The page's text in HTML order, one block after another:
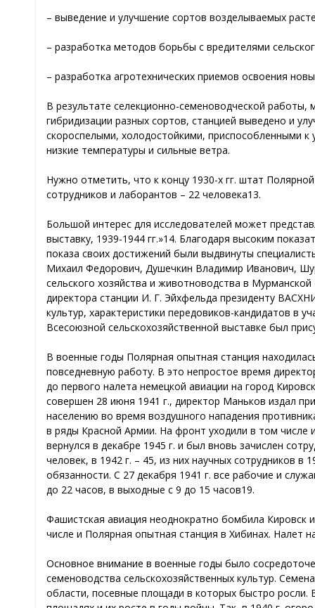
– выведение и улучшение сортов возделываемых
– разработка методов борьбы с вредителями
– разработка агротехнических приемов освоения
В результате селекционно-семеноводческой
гибридизации разных сортов, станцией выведено и
скороспелыми, холодостойкими, приспособленными к
низкие температуры и сильные ветра.
Нужно отметить, что к концу 1930-х гг. штат
сотрудников и лаборантов – 22 человека13.
Большой интерес для исследователей может
выставку, 1939-1944 гг.»14. Благодаря высоким
показа своих достижений были выдвинуты
Михаил Федорович, Душечкин Владимир Иванович,
сельского хозяйства и животноводства в
директора станции И. Г. Эйхфельда президенту
культур, характеристики передовиков-кандидатов в
Всесоюзной сельскохозяйственной выставке был
В военные годы Полярная опытная станция
повседневную работу. В это непростое время
до первого налета немецкой авиации на город
совершен 28 июня 1941 г., директор Маньков издал
населению во время воздушного нападения
в ряды Красной Армии. На фронт уходили в том числе
вернулся в декабре 1945 г. и был вновь зачислен
человек, в 1942 г. – 45, из них научных сотрудников
обязанности. С 27 декабря 1941 г. все рабочие и
до 22 часов, в выходные с 9 до 15 часов19.
Фашистская авиация неоднократно бомбила Кировск
числе и Полярная опытная станция в Хибинах. Налет
Основное внимание в военные годы было
семеноводства сельскохозяйственных культур.
области, посевные площади в которых быстро росли.